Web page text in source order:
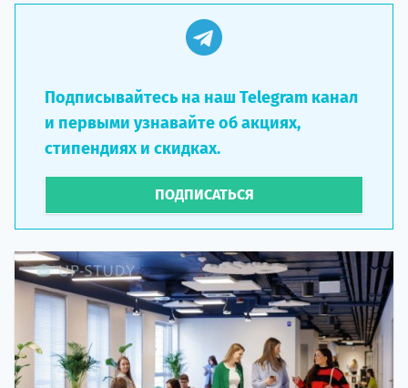
Подписывайтесь на наш Telegram канал
и первыми узнавайте об акциях,
стипендиях и скидках.
ПОДПИСАТЬСЯ